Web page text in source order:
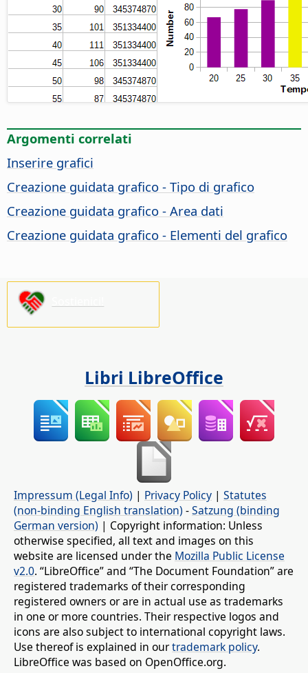
Argomenti correlati
Inserire grafici
Creazione guidata grafico - Tipo di grafico
Creazione guidata grafico - Area dati
Creazione guidata grafico - Elementi del grafico
Libri LibreOffice
Impressum (Legal Info) | Privacy Policy | Statutes
(non-binding English translation) -Satzung (binding
German version) | Copyright information: Unless
otherwise specified, all text and images on this
website are licensed under the Mozilla Public License
v2.0. “LibreOffice” and “The Document Foundation” are
registered trademarks of their corresponding
registered owners or are in actual use as trademarks
in one or more countries. Their respective logos and
icons are also subject to international copyright laws.
Use thereof is explained in ourtrademark policy.
LibreOffice was based on OpenOffice.org.